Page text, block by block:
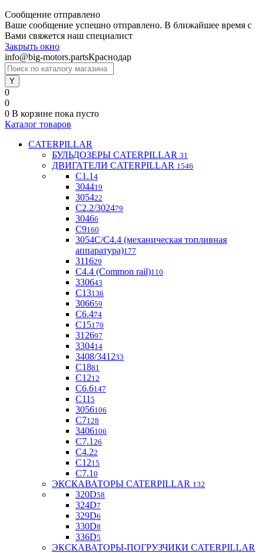
Сообщение отправлено
Ваше сообщение успешно отправлено. В ближайшее время с
Вами свяжется наш специалист
Закрыть окно
info@big-motors.partsКраснодар
0
0
0 В корзине пока пусто
Каталог товаров
CATERPILLAR
БУЛЬДОЗЕРЫ CATERPILLAR 31
ДВИГАТЕЛИ CATERPILLAR 1546
C1.1 4
304419
305422
С2.2/302479
30466
С9160
3054С/С4.4 (механическая топливная
аппаратура)177
311629
С4.4 (Common rail)110
330643
С13136
306659
С6.474
С15170
312697
330414
3408/341233
С1881
C1212
С6.6147
C11 5
3056106
С7128
3406106
C7.1 26
C4.22
С1215
С7.1 0
ЭКСКАВАТОРЫ CATERPILLAR 132
320D58
324D7
329D6
330D8
336D5
ЭКСКАВАТОРЫ-ПОГРУЗЧИКИ CATERPILLAR